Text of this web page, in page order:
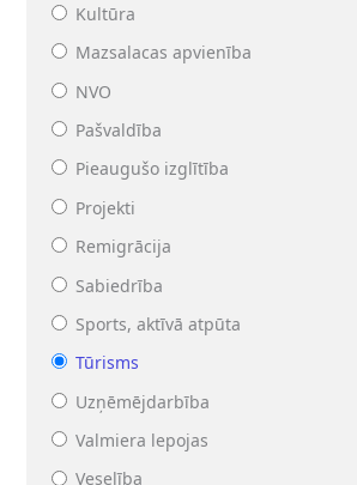
Kultūra
Mazsalacas apvienība
NVO
Pašvaldība
Pieaugušo izglītība
Projekti
Remigrācija
Sabiedrība
Sports, aktīvā atpūta
Tūrisms
Uzņēmējdarbība
Valmiera lepojas
Veselība